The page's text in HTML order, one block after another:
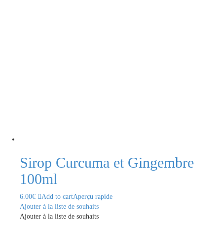
Sirop Curcuma et Gingembre
100ml
6.00€ Add to cartAperçu rapide
Ajouter à la liste de souhaits
Ajouter à la liste de souhaits